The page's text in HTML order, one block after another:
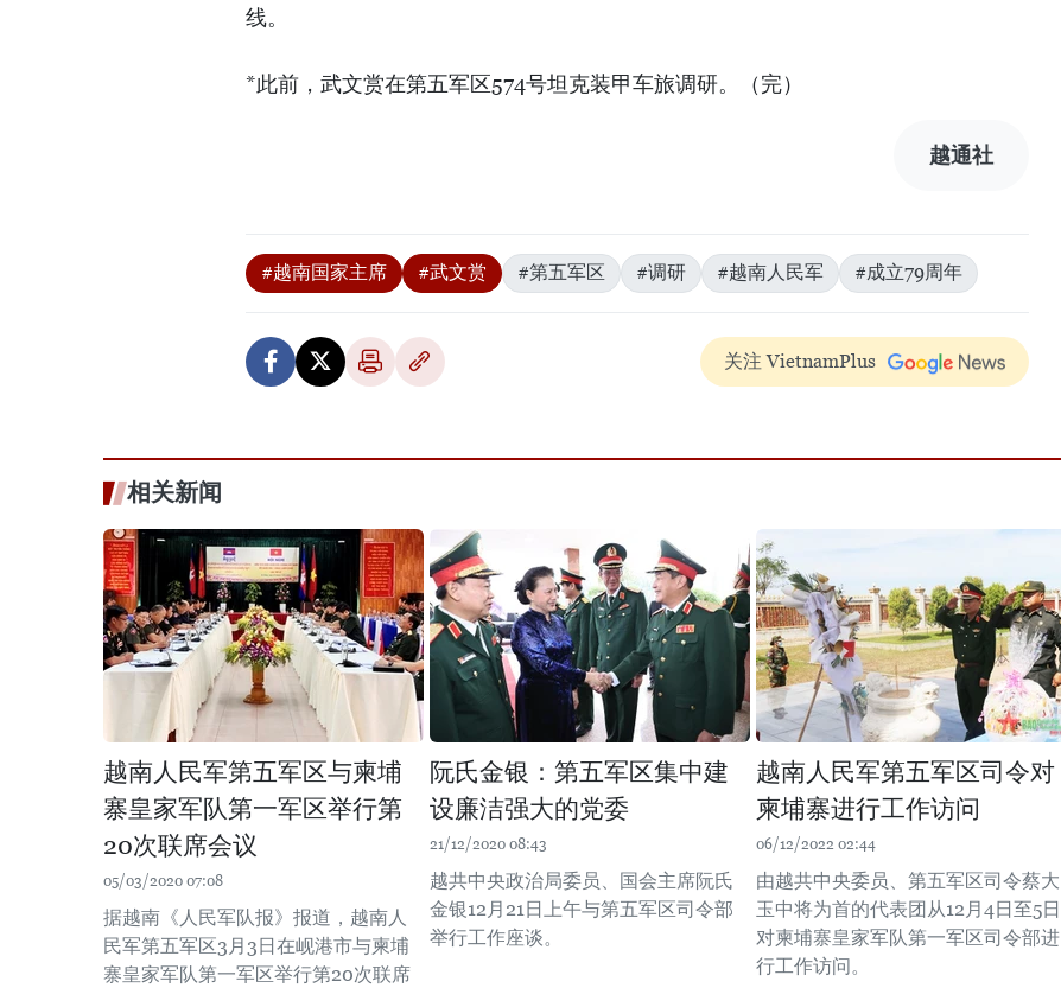
线。
*此前，武文赏在第五军区574号坦克装甲车旅调研。（完）
越通社
#越南国家主席 #武文赏 #第五军区 #调研 #越南人民军 #成立79周年
关注 VietnamPlus
相关新闻
越南人民军第五军区与柬埔
寨皇家军队第一军区举行第
20次联席会议
05/03/2020 07:08
据越南《人民军队报》报道，越南人
民军第五军区3月3日在岘港市与柬埔
寨皇家军队第一军区举行第20次联席
阮氏金银：第五军区集中建
设廉洁强大的党委
21/12/2020 08:43
越共中央政治局委员、国会主席阮氏
金银12月21日上午与第五军区司令部
举行工作座谈。
越南人民军第五军区司令对
柬埔寨进行工作访问
06/12/2022 02:44
由越共中央委员、第五军区司令蔡大
玉中将为首的代表团从12月4日至5日
对柬埔寨皇家军队第一军区司令部进
行工作访问。